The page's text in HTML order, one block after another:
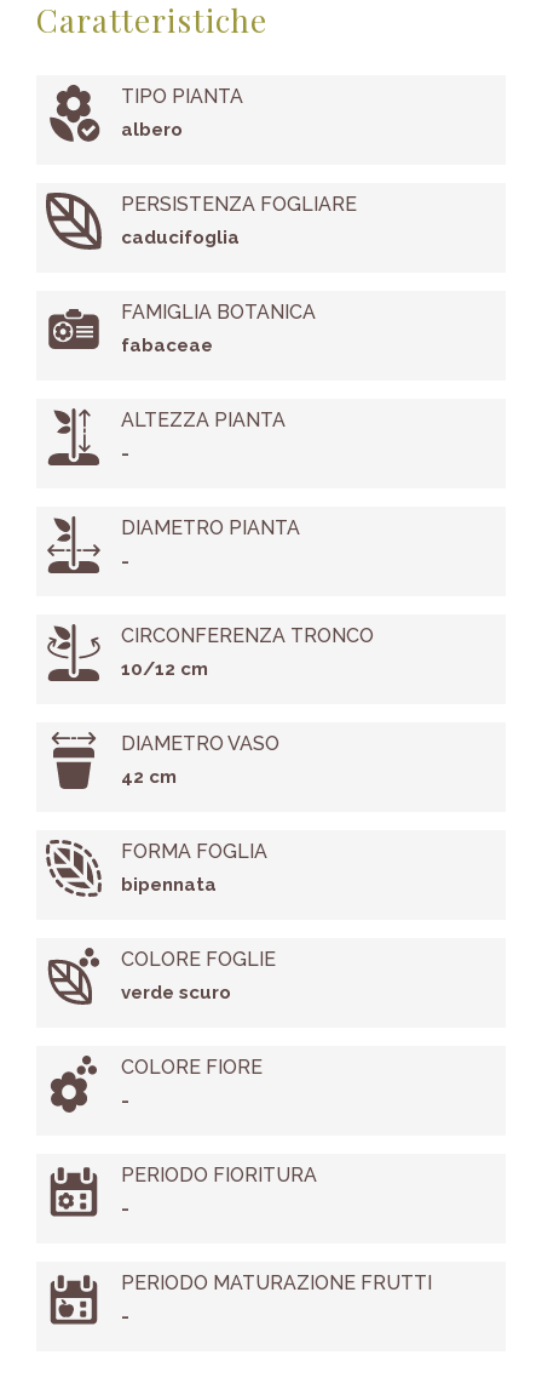
Caratteristiche
TIPO PIANTA
albero
PERSISTENZA FOGLIARE
caducifoglia
FAMIGLIA BOTANICA
fabaceae
ALTEZZA PIANTA
-
DIAMETRO PIANTA
-
CIRCONFERENZA TRONCO
10/12 cm
DIAMETRO VASO
42 cm
FORMA FOGLIA
bipennata
COLORE FOGLIE
verde scuro
COLORE FIORE
-
PERIODO FIORITURA
-
PERIODO MATURAZIONE FRUTTI
-